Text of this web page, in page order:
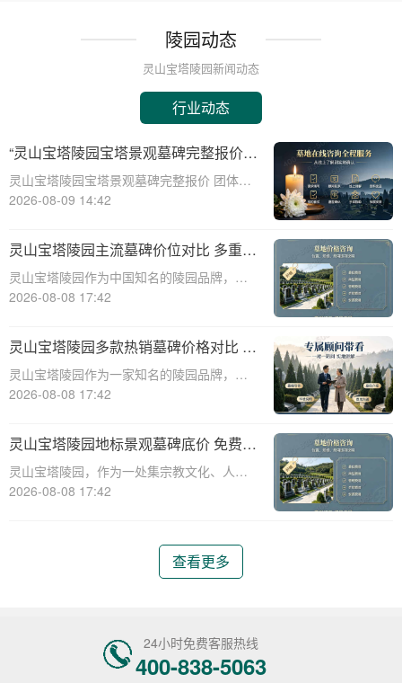
陵园动态
灵山宝塔陵园新闻动态
行业动态
“灵山宝塔陵园宝塔景观墓碑完整报价
团体购墓享大额直降：深度解析与专属
优惠”
灵山宝塔陵园宝塔景观墓碑完整报价 团体购
墓享大额直降：深度解析与专属优惠☎ 灵山
们对逝者的纪念方式有了更多的选择和追
求。灵山宝塔陵园作为一家知名的
2026-08-09 14:42
灵山宝塔陵园主流墓碑价位对比 多重优
惠叠加省钱攻略详解
灵山宝塔陵园作为中国知名的陵园品牌，其
墓碑产品种类丰富，价格区间广泛，能够满
发，详细介绍灵山宝塔陵园主流墓碑的价位
对比，并为您提供多重优惠叠加省钱攻略，
帮助您在选购
2026-08-08 17:42
灵山宝塔陵园多款热销墓碑价格对比 多
重优惠组合省钱指南
灵山宝塔陵园作为一家知名的陵园品牌，提
供多种高质量且价格合理的墓碑选择。本文
格对比，并提供多重优惠组合省钱指南，帮
助消费者在选购墓碑时做出明智的决策。☎
灵山宝塔
2026-08-08 17:42
灵山宝塔陵园地标景观墓碑底价 免费班
车配套购墓即享详解
灵山宝塔陵园，作为一处集宗教文化、人文
景观与现代园林艺术于一体的标志性陵园，
标景观墓碑的底价政策以及免费班车配套购
2026-08-08 17:42
查看更多
24小时免费客服热线
400-838-5063